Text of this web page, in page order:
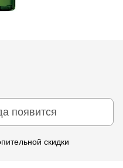
появится
скидки